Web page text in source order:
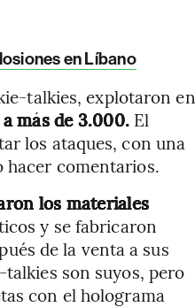
en Líbano
talkies, explotaron en
más de 3.000. El
los ataques, con una
hacer comentarios.
los materiales
y se fabricaron
de la venta a sus
son suyos, pero
con el holograma